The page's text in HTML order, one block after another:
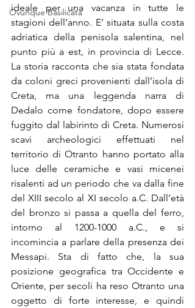
Ovunque Basilicata
ideale per una vacanza in tutte le
stagioni dell’anno. E’ situata sulla costa
adriatica della penisola salentina, nel
punto più a est, in provincia di Lecce.
La storia racconta che sia stata fondata
da coloni greci provenienti dall’isola di
Creta, ma una leggenda narra di
Dedalo come fondatore, dopo essere
fuggito dal labirinto di Creta. Numerosi
scavi archeologici effettuati nel
territorio di Otranto hanno portato alla
luce delle ceramiche e vasi micenei
risalenti ad un periodo che va dalla fine
del XIII secolo al XI secolo a.C. Dall’età
del bronzo si passa a quella del ferro,
intorno al 1200-1000 a.C., e si
incomincia a parlare della presenza dei
Messapi. Sta di fatto che, la sua
posizione geografica tra Occidente e
Oriente, per secoli ha reso Otranto una
oggetto di forte interesse, e quindi